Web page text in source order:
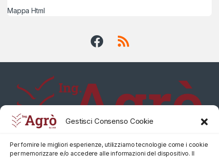
Gestisci Consenso Cookie
Per fornire le migliori esperienze, utilizziamo tecnologie come i cookie
per memorizzare e/o accedere alle informazioni del dispositivo. Il
Mappa Html